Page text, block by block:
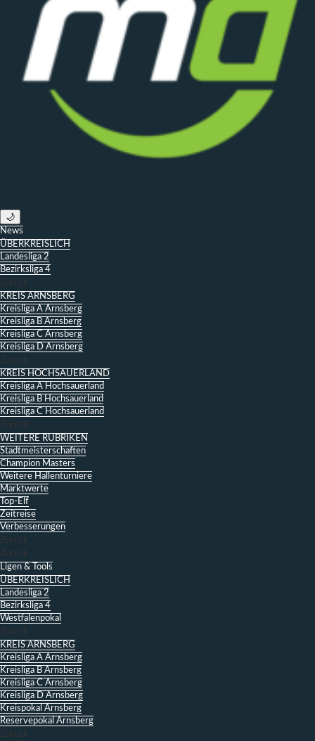
🌙
News
ÜBERKREISLICH
Landesliga 2
Bezirksliga 4
Zurück
KREIS ARNSBERG
Kreisliga A Arnsberg
Kreisliga B Arnsberg
Kreisliga C Arnsberg
Kreisliga D Arnsberg
Zurück
KREIS HOCHSAUERLAND
Kreisliga A Hochsauerland
Kreisliga B Hochsauerland
Kreisliga C Hochsauerland
Zurück
WEITERE RUBRIKEN
Stadtmeisterschaften
Champion Masters
Weitere Hallenturniere
Marktwerte
Top-Elf
Zeitreise
Verbesserungen
Zurück
Zurück
Ligen & Tools
ÜBERKREISLICH
Landesliga 2
Bezirksliga 4
Westfalenpokal
Zurück
KREIS ARNSBERG
Kreisliga A Arnsberg
Kreisliga B Arnsberg
Kreisliga C Arnsberg
Kreisliga D Arnsberg
Kreispokal Arnsberg
Reservepokal Arnsberg
Zurück